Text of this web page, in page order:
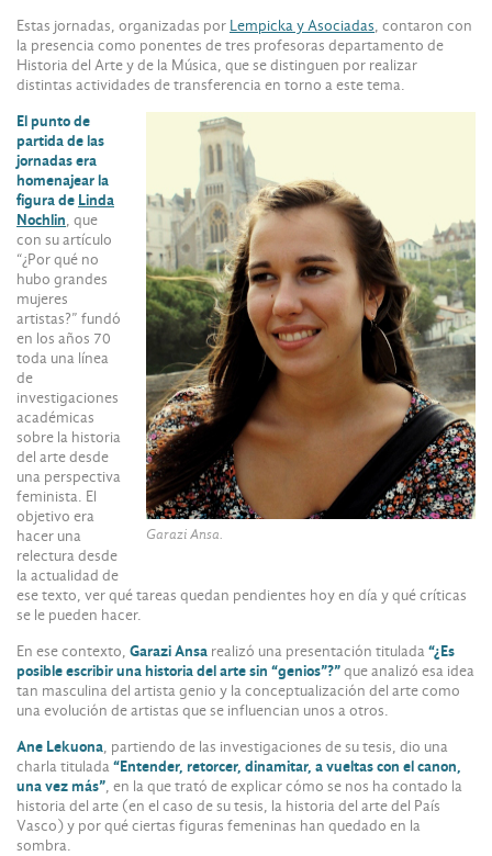
Estas jornadas, organizadas por Lempicka y Asociadas, contaron con
la presencia como ponentes de tres profesoras departamento de
Historia del Arte y de la Música, que se distinguen por realizar
distintas actividades de transferencia en torno a este tema.
Garazi Ansa.
El punto de
partida de las
jornadas era
homenajear la
figura de Linda
Nochlin, que
con su artículo
“¿Por qué no
hubo grandes
mujeres
artistas?” fundó
en los años 70
toda una línea
de
investigaciones
académicas
sobre la historia
del arte desde
una perspectiva
feminista. El
objetivo era
hacer una
relectura desde
la actualidad de
ese texto, ver qué tareas quedan pendientes hoy en día y qué críticas
se le pueden hacer.
En ese contexto, Garazi Ansa realizó una presentación titulada“¿Es
posible escribir una historia del arte sin “genios”?”que analizó esa idea
tan masculina del artista genio y la conceptualización del arte como
una evolución de artistas que se influencian unos a otros.
Ane Lekuona, partiendo de las investigaciones de su tesis, dio una
charla titulada“Entender, retorcer, dinamitar, a vueltas con el canon,
una vez más”, en la que trató de explicar cómo se nos ha contado la
historia del arte (en el caso de su tesis, la historia del arte del País
Vasco) y por qué ciertas figuras femeninas han quedado en la
sombra.